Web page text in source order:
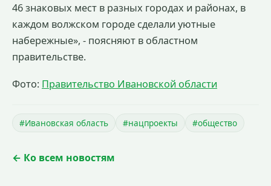
46 знаковых мест в разных городах и районах, в
каждом волжском городе сделали уютные
набережные», - поясняют в областном
правительстве.
Фото: Правительство Ивановской области
#Ивановская область #нацпроекты #общество
← Ко всем новостям